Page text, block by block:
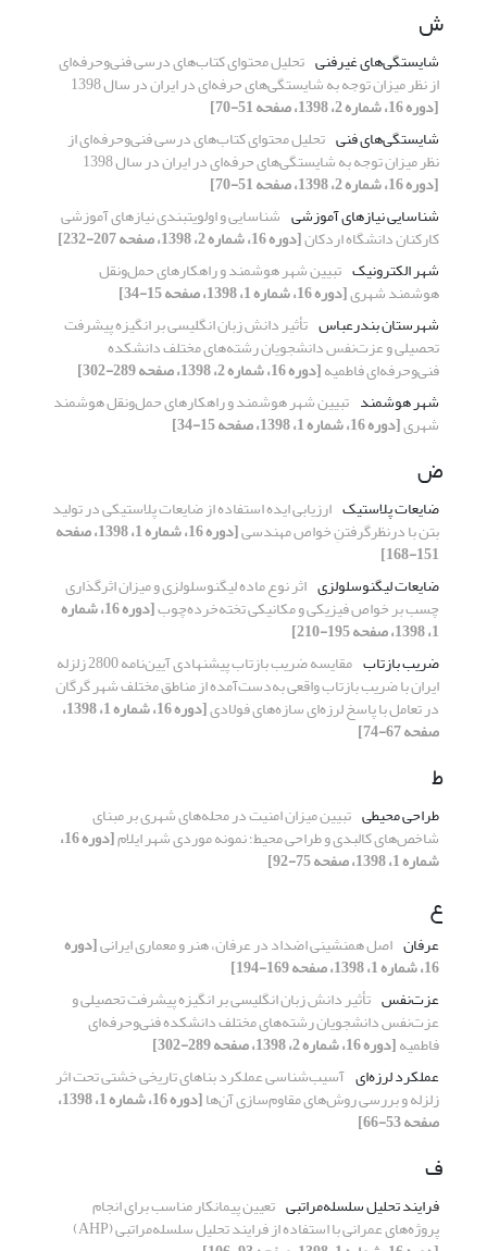
ش
شایستگی‌های غیرفنی تحلیل محتوای کتاب‌های درسی فنی‌و‌حرفه‌ای
از نظر میزان توجه به شایستگی‌های حرفه‌ای در ایران در سال 1398
[دوره 16، شماره 2، 1398، صفحه 51-70]
شایستگی‌های فنی تحلیل محتوای کتاب‌های درسی فنی‌و‌حرفه‌ای از
نظر میزان توجه به شایستگی‌های حرفه‌ای در ایران در سال 1398
[دوره 16، شماره 2، 1398، صفحه 51-70]
شناسایی نیازهای آموزشی شناسایی و اولویت‏بندی نیازهای آموزشی
کارکنان دانشگاه اردکان[دوره 16، شماره 2، 1398، صفحه 207-232]
شهر الکترونیک تبیین شهر هوشمند و راهکارهای حمل‌ونقل
هوشمند شهری[دوره 16، شماره 1، 1398، صفحه 15-34]
شهرستان بندرعباس تأثیر دانش زبان انگلیسی بر انگیزه پیشرفت
تحصیلی و عزت‌نفس دانشجویان رشته‌های مختلف دانشکده
فنی‌و‌حرفه‌ای فاطمیه[دوره 16، شماره 2، 1398، صفحه 289-302]
شهر هوشمند تبیین شهر هوشمند و راهکارهای حمل‌ونقل هوشمند
شهری[دوره 16، شماره 1، 1398، صفحه 15-34]
ض
ضایعات پلاستیک ارزیابی ایده استفاده از ضایعات پلاستیکی در تولید
بتن با درنظرگرفتنِ خواص مهندسی [دوره 16، شماره 1، 1398، صفحه
151-168]
ضایعات لیگنوسلولزی اثر نوع ماده لیگنوسلولزی و میزان اثرگذاری
چسب بر خواص فیزیکی و مکانیکی تخته‌خرده‌چوب [دوره 16، شماره
1، 1398، صفحه 195-210]
ضریب بازتاب
مقایسه ضریب بازتاب پیشنهادی آیین‌نامه 2800 زلزله
ایران با ضریب بازتاب واقعی به‌دست‌آمده از مناطق مختلف شهر گرگان
در تعامل با پاسخ لرزه‌ای سازه‌های فولادی [دوره 16، شماره 1، 1398،
صفحه 67-74]
ط
طراحی محیطی تبیین میزان امنیت در محله‌های شهری بر مبنای
شاخص‌های کالبدی و طراحی محیط؛ نمونه موردی شهر ایلام [دوره 16،
شماره 1، 1398، صفحه 75-92]
ع
عرفان اصل همنشینی اضداد در عرفان، هنر و معماری ایرانی[دوره
16، شماره 1، 1398، صفحه 169-194]
عزت‌نفس تأثیر دانش زبان انگلیسی بر انگیزه پیشرفت تحصیلی و
عزت‌نفس دانشجویان رشته‌های مختلف دانشکده فنی‌و‌حرفه‌ای
فاطمیه[دوره 16، شماره 2، 1398، صفحه 289-302]
عملکرد لرزه‌ای آسیب‌شناسی عملکرد بناهای تاریخی خشتی تحت اثر
زلزله و بررسی روش‌های مقاوم‌سازی آن‌ها [دوره 16، شماره 1، 1398،
صفحه 53-66]
ف
فرایند تحلیل سلسله‌مراتبی تعیین پیمانکار مناسب برای انجام
پروژه‌های عمرانی با استفاده از فرایند تحلیل سلسله‌مراتبی (AHP)